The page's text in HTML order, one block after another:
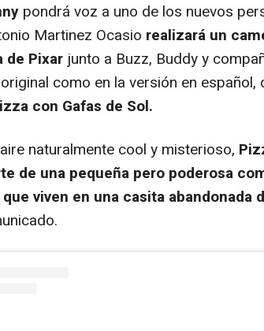
pondrá voz a uno de los nuevos
Martinez Ocasio realizará un
de Pixar junto a Buzz, Buddy y
como en la versión en español,
con Gafas de Sol.
naturalmente cool y misterioso,
de una pequeña pero poderosa
viven en una casita abandonada